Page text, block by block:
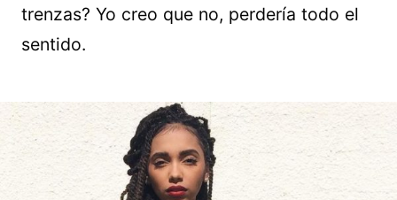
trenzas? Yo creo que no, perdería todo el
sentido.